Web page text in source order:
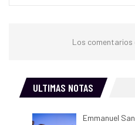
Los
ULTIMAS NOTAS
Emmanuel